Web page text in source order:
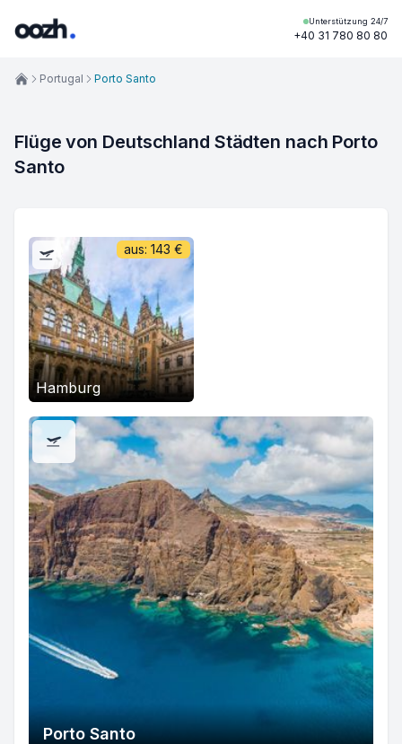
Unterstützung 24/7
+40 31 780 80 80
Portugal Porto Santo
Flüge von Deutschland Städten nach Porto
Santo
Hamburg
aus: 143 €
Porto Santo